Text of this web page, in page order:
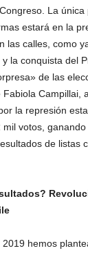
La única
estará en la
las calles, como
la conquista del
de las
Campillai,
la represión
votos,
de listas
hemos